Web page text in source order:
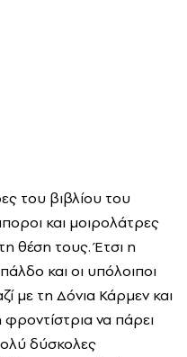
του βιβλίου του
και μοιρολάτρες
θέση τους. Έτσι η
και οι υπόλοιποι
με τη Δόνια Κάρμεν και
να πάρει
δύσκολες